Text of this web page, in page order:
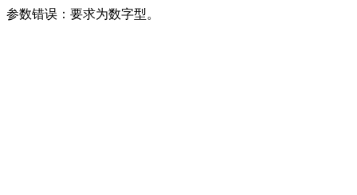
参数错误：要求为数字型。